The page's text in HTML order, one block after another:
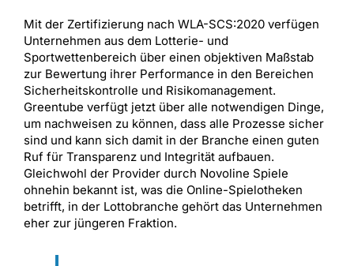
Mit der Zertifizierung nach WLA-SCS:2020 verfügen
Unternehmen aus dem Lotterie- und
Sportwettenbereich über einen objektiven Maßstab
zur Bewertung ihrer Performance in den Bereichen
Sicherheitskontrolle und Risikomanagement.
Greentube verfügt jetzt über alle notwendigen Dinge,
um nachweisen zu können, dass alle Prozesse sicher
sind und kann sich damit in der Branche einen guten
Ruf für Transparenz und Integrität aufbauen.
Gleichwohl der Provider durch Novoline Spiele
ohnehin bekannt ist, was die Online-Spielotheken
betrifft, in der Lottobranche gehört das Unternehmen
eher zur jüngeren Fraktion.